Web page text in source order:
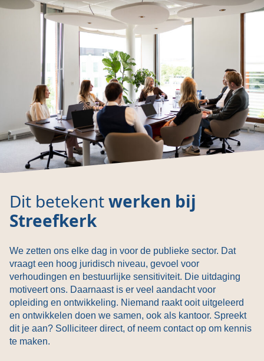
Dit betekentwerken bij
Streefkerk
We zetten ons elke dag in voor de publieke sector. Dat
vraagt een hoog juridisch niveau, gevoel voor
verhoudingen en bestuurlijke sensitiviteit. Die uitdaging
motiveert ons. Daarnaast is er veel aandacht voor
opleiding en ontwikkeling. Niemand raakt ooit uitgeleerd
en ontwikkelen doen we samen, ook als kantoor. Spreekt
dit je aan? Solliciteer direct, of neem contact op om kennis
te maken.